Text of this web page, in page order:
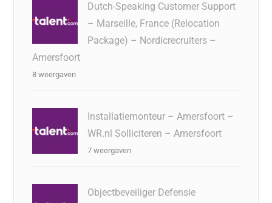
Dutch-Speaking Customer Support
– Marseille, France (Relocation
Package) – Nordicrecruiters –
Amersfoort
8 weergaven
Installatiemonteur – Amersfoort –
WR.nl Solliciteren – Amersfoort
7 weergaven
Objectbeveiliger Defensie